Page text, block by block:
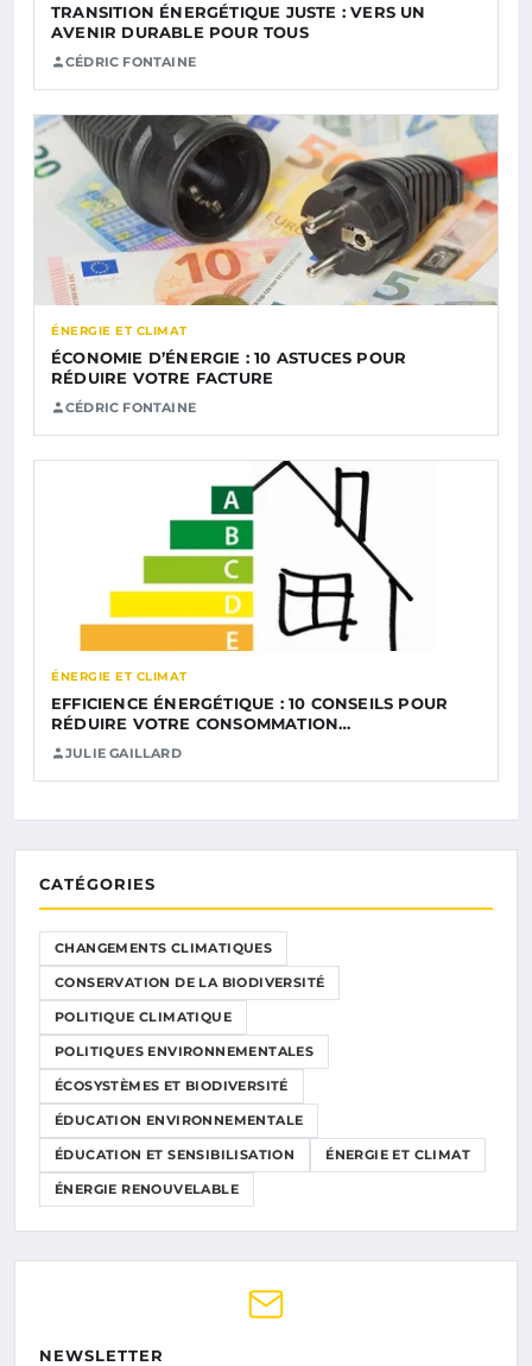
TRANSITION ÉNERGÉTIQUE JUSTE : VERS UN
AVENIR DURABLE POUR TOUS
CÉDRIC FONTAINE
ÉNERGIE ET CLIMAT
ÉCONOMIE D’ÉNERGIE : 10 ASTUCES POUR
RÉDUIRE VOTRE FACTURE
CÉDRIC FONTAINE
ÉNERGIE ET CLIMAT
EFFICIENCE ÉNERGÉTIQUE : 10 CONSEILS POUR
RÉDUIRE VOTRE CONSOMMATION…
JULIE GAILLARD
CATÉGORIES
CHANGEMENTS CLIMATIQUES
CONSERVATION DE LA BIODIVERSITÉ
POLITIQUE CLIMATIQUE
POLITIQUES ENVIRONNEMENTALES
ÉCOSYSTÈMES ET BIODIVERSITÉ
ÉDUCATION ENVIRONNEMENTALE
ÉDUCATION ET SENSIBILISATION ÉNERGIE ET CLIMAT
ÉNERGIE RENOUVELABLE
NEWSLETTER